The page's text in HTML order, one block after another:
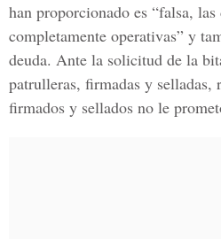
han proporcionado es “falsa,
completamente operativas” y
deuda. Ante la solicitud de la
patrulleras, firmadas y selladas,
firmados y sellados no le